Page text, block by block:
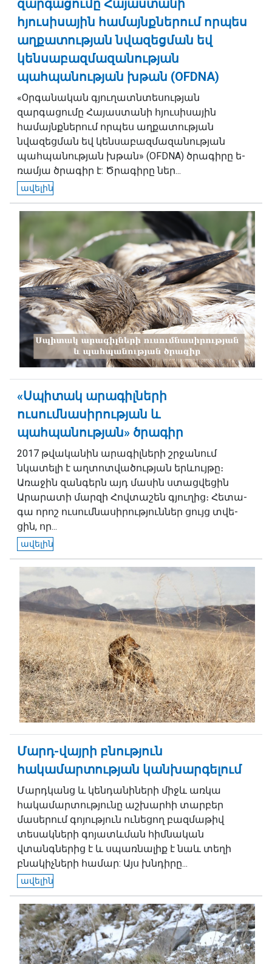
զարգացումը Հայաստանի
հյուսիսային համայնքներում որպես
աղքատության նվազեցման եվ
կենսաբազմազանության
պահպանության խթան (OFDNA)
«Oրգանական գյուղատնտեսության
զարգացումը Հայաստանի հյուսիսային
համայնքներում որպես աղքատության
նվազեցման եվ կենսաբազմազանության
պահպանության խթան» (OFDNA) ծրա­գի­րը ե­
ռա­մյա ծրա­գիր է: Ծ­րա­գի­րը ներ­...
ավելին
«Սպիտակ արագիլների
ուսումնասիրության և
պահպանության» ծրագիր
2017 թվականին արագիլների շրջանում
նկատելի է աղտոտվածության երևույթը։
Առաջին զանգերն այդ մասին ստացվեցին
Արա­րա­տի մար­զի Հովտա­շեն գյու­ղից։ Հետա­
գա որոշ ու­սում­նա­սի­րու­թյուն­ներ ցույց տվե­
ցին, որ...
ավելին
Մարդ-վայրի բնություն
հակամարտության կանխարգելում
Մարդկանց և կենդանիների միջև առկա
հակամարտությունը աշխարհի տարբեր
մասերում գոյություն ունեցող բազմաթիվ
տեսակների գոյատևման հիմնական
վտանգներից է և սպառնալիք է նաև տեղի
բնակիչների համար: Այս խնդիրը...
ավելին